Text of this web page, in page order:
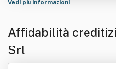
Vedi più informazioni
Affidabilità
Srl